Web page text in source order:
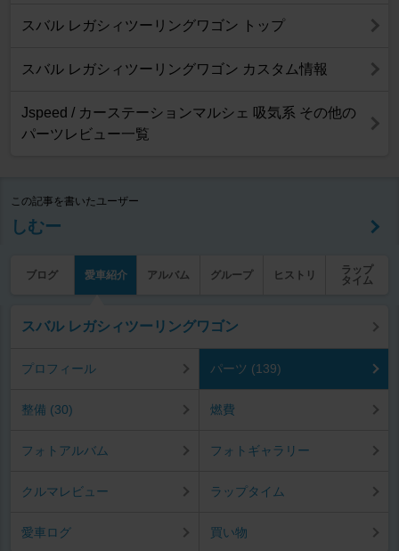
スバル レガシィツーリングワゴン トップ
スバル レガシィツーリングワゴン カスタム情報
Jspeed / カーステーションマルシェ 吸気系 その他の
パーツレビュー一覧
この記事を書いたユーザー
しむー
ブログ 愛車紹介 アルバム グループ ヒストリ
ラップ
タイム
スバル レガシィツーリングワゴン
プロフィール パーツ (139)
整備 (30) 燃費
フォトアルバム フォトギャラリー
クルマレビュー ラップタイム
愛車ログ 買い物